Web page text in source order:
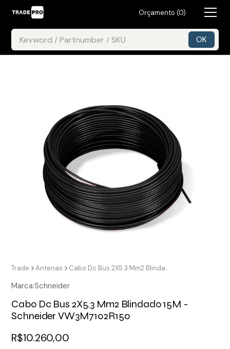
Orçamento (0)
Trade Antenas Cabo Dc Bus 2X5.3 Mm2 Blindado 15M - Schneider VW3M7102R150
Marca:Schneider
Cabo Dc Bus 2X5.3 Mm2 Blindado 15M -
Schneider VW3M7102R150
R$10.260,00